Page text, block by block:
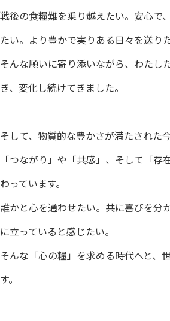
戦後の食糧難を乗り越えたい。安心で
たい。より豊かで実りある日々を送りた
そんな願いに寄り添いながら、わたし
き、変化し続けてきました。
そして、物質的な豊かさが満たされた
「つながり」や「共感」、そして「存
わっています。
誰かと心を通わせたい。共に喜びを分
に立っていると感じたい。
そんな「心の糧」を求める時代へと、
す。